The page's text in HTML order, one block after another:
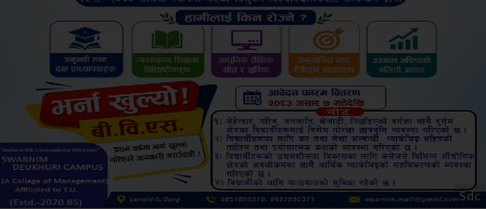
ksbus